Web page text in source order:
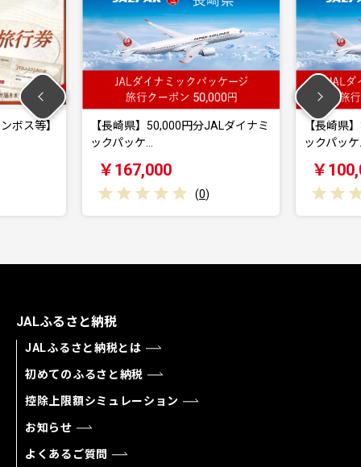
】50,000円分JALダイナミ
【長崎県】30,000円分JALダイナミ
JALふるさと納税
JALふるさと納税とは
初めてのふるさと納税
控除上限額シミュレーション
お知らせ
よくあるご質問